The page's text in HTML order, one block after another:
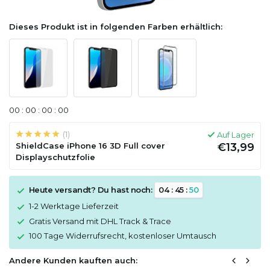
Dieses Produkt ist in folgenden Farben erhältlich:
00 : 00 : 00 : 00
(1)
ShieldCase iPhone 16 3D Full cover
Displayschutzfolie
Auf Lager
€13,99
Heute versandt? Du hast noch: 04: 45:50
1-2 Werktage Lieferzeit
Gratis Versand mit DHL Track & Trace
100 Tage Widerrufsrecht, kostenloser Umtausch
Andere Kunden kauften auch: